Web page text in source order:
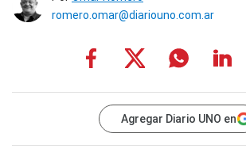
romero.omar@diariouno.com.ar
Agregar Diario UNO en